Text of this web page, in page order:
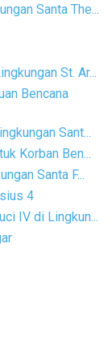
Santa The...
St. Ar...
Bencana
Sant...
Korban Ben...
Santa F...
4
IV di Lingkun...